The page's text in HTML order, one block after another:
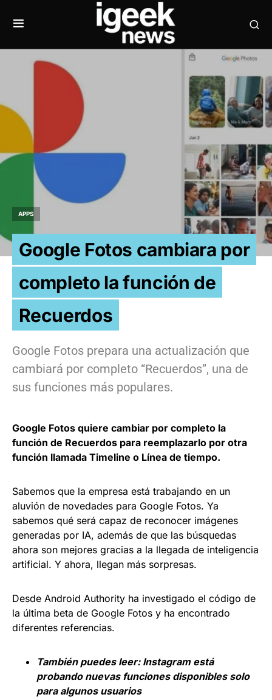
APPS
Google Fotos cambiara por
completo la función de
Recuerdos
Google Fotos prepara una actualización que
cambiará por completo “Recuerdos”, una de
sus funciones más populares.
Google Fotos quiere cambiar por completo la
función de Recuerdos para reemplazarlo por otra
función llamada Timeline o Línea de tiempo.
Sabemos que la empresa está trabajando en un
aluvión de novedades para Google Fotos. Ya
sabemos qué será capaz de reconocer imágenes
generadas por IA, además de que las búsquedas
ahora son mejores gracias a la llegada de inteligencia
artificial. Y ahora, llegan más sorpresas.
Desde Android Authority ha investigado el código de
la última beta de Google Fotos y ha encontrado
diferentes referencias.
También puedes leer: Instagram está
probando nuevas funciones disponibles solo
para algunos usuarios